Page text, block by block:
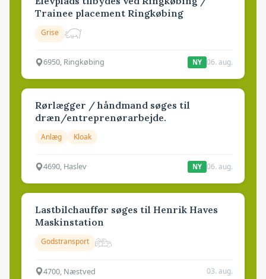
Trainee placement Ringkøbing
Grise
6950, Ringkøbing NY 06. aug.
Rørlægger / håndmand søges til
dræn/entreprenørarbejde.
Anlæg Kloak
4690, Haslev NY 06. aug.
Lastbilchauffør søges til Henrik Haves
Maskinstation
Godstransport
4700, Næstved 03. aug.